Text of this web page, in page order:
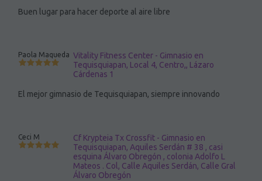
Buen lugar para hacer deporte al aire libre
Paola Maqueda Vitality Fitness Center - Gimnasio en
Tequisquiapan, Local 4, Centro,, Lázaro
Cárdenas 1
El mejor gimnasio de Tequisquiapan, siempre innovando
Ceci M
Cf Krypteia Tx Crossfit - Gimnasio en
Tequisquiapan, Aquiles Serdán # 38 , casi
esquina Álvaro Obregón , colonia Adolfo L
Mateos . Col, Calle Aquiles Serdán, Calle Gral
Álvaro Obregón